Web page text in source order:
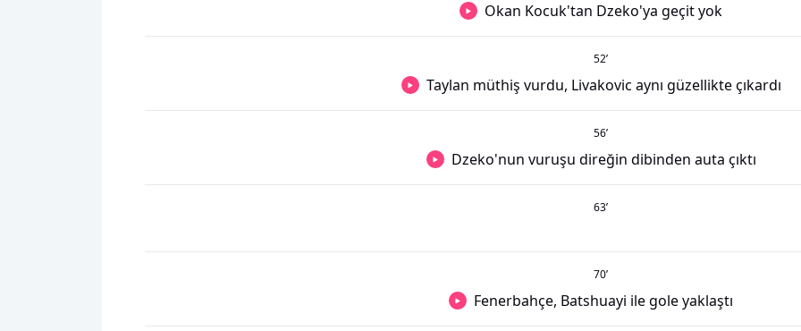
Okan Kocuk'tan Dzeko'ya geçit yok
52’
Taylan müthiş vurdu, Livakovic aynı güzellikte çıkardı
56’
Dzeko'nun vuruşu direğin dibinden auta çıktı
63’
70’
Fenerbahçe, Batshuayi ile gole yaklaştı